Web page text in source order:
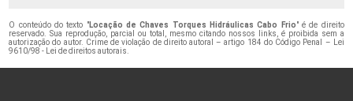
O conteúdo do texto "Locação de Chaves Torques Hidráulicas Cabo Frio" é de direito
reservado. Sua reprodução, parcial ou total, mesmo citando nossos links, é proibida sem a
autorização do autor. Crime de violação de direito autoral – artigo 184 do Código Penal – Lei
9610/98 - Lei de direitos autorais.